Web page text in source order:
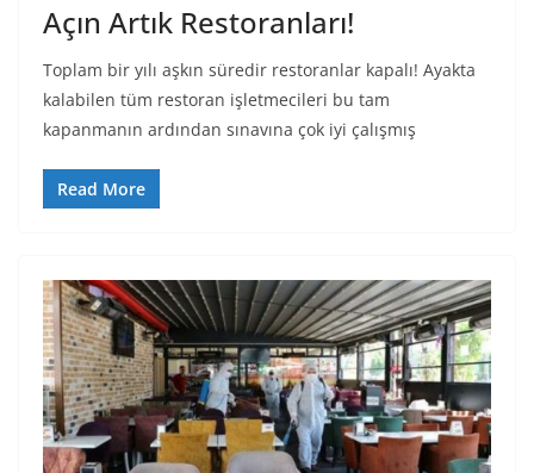
Açın Artık Restoranları!
Toplam bir yılı aşkın süredir restoranlar kapalı! Ayakta
kalabilen tüm restoran işletmecileri bu tam
kapanmanın ardından sınavına çok iyi çalışmış
Read More